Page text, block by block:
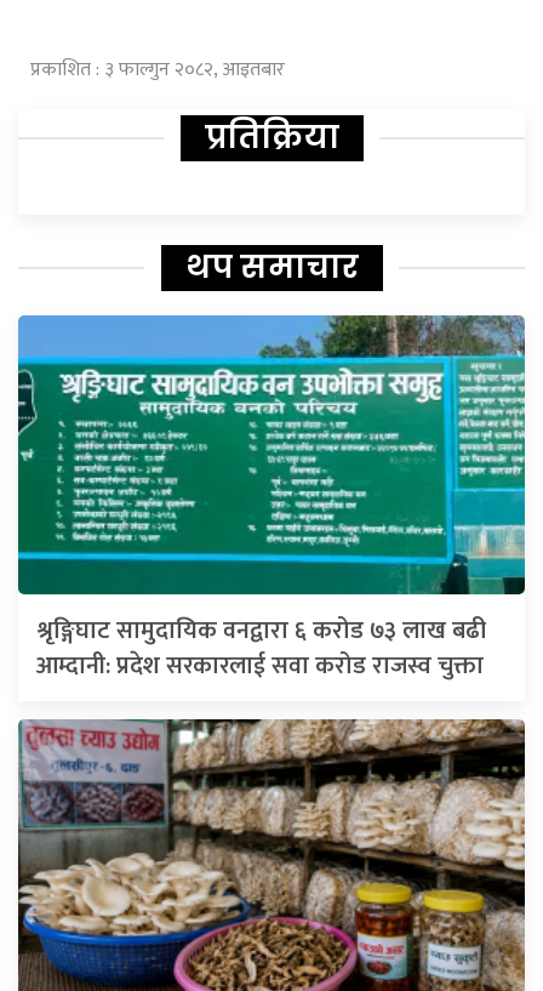
प्रकाशित : ३ फाल्गुन २०८२, आइतबार
प्रतिक्रिया
थप समाचार
श्रृङ्गिघाट सामुदायिक वनद्वारा ६ करोड ७३ लाख बढी
आम्दानी: प्रदेश सरकारलाई सवा करोड राजस्व चुक्ता